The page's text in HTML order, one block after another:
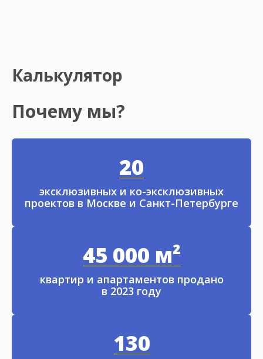
Калькулятор
Почему мы?
20
эксклюзивных и ко-эксклюзивных
проектов в Москве и Санкт-Петербурге
45 000 м²
квартир и апартаментов продано
в 2023 году
130